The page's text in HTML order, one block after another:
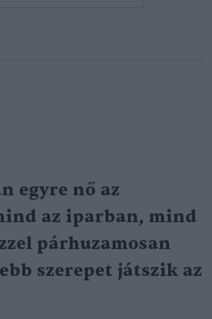
egyre nő az
az iparban, mind
párhuzamosan
szerepet játszik az